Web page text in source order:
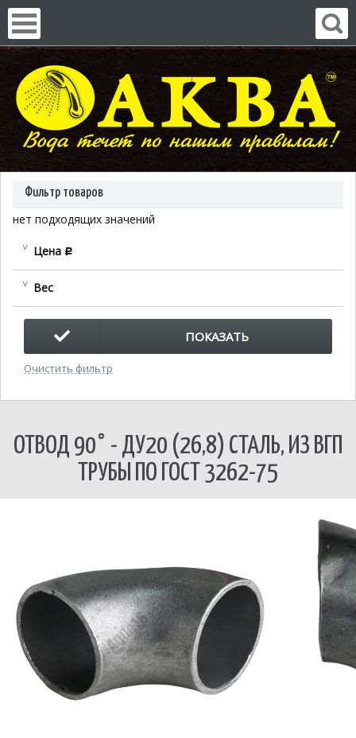
Фильтр товаров
нет подходящих значений
Цена c
Вес
ПОКАЗАТЬ
Очистить фильтр
ОТВОД 90° - ДУ20 (26,8) СТАЛЬ, ИЗ ВГП
ТРУБЫ ПО ГОСТ 3262-75